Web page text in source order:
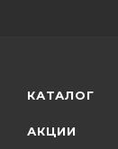
КАТАЛОГ
АКЦИИ